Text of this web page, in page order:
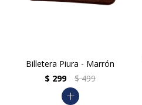
Billetera Piura - Marrón
$ 299 $ 499
add